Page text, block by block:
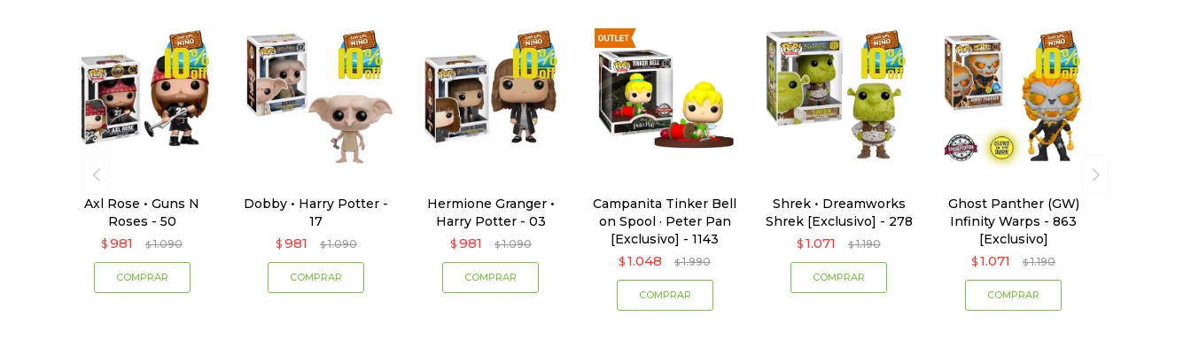
Axl Rose • Guns N
Roses - 50
$ 981 $ 1.090
Dobby • Harry Potter -
17
$ 981 $ 1.090
Hermione Granger •
Harry Potter - 03
$ 981 $ 1.090
Campanita Tinker Bell
on Spool · Peter Pan
[Exclusivo] - 1143
$ 1.048 $ 1.990
Shrek • Dreamworks
Shrek [Exclusivo] - 278
$ 1.071 $ 1.190
Ghost Panther (GW)
Infinity Warps - 863
[Exclusivo]
$ 1.071 $ 1.190